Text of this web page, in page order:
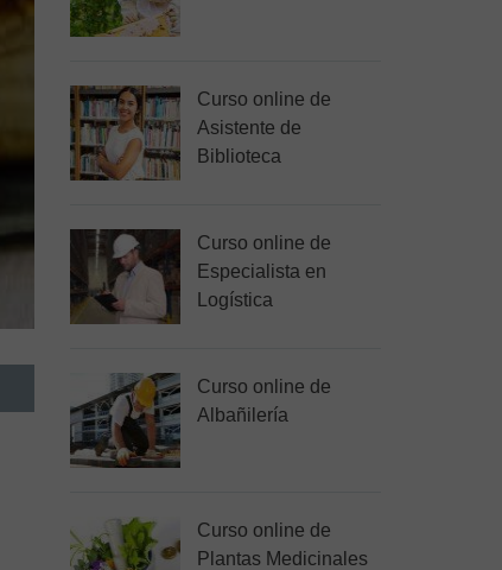
Curso online de
Asistente de
Biblioteca
Curso online de
Especialista en
Logística
Curso online de
Albañilería
Curso online de
Plantas Medicinales